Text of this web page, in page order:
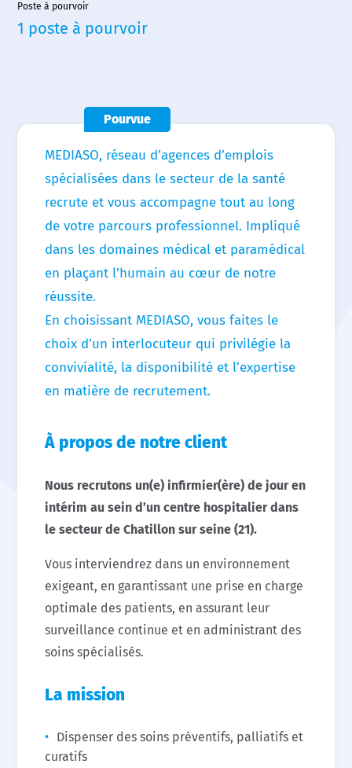
Accueil
Nos actualités
Nos offres d’emploi
Contact
Poste à pourvoir
1 poste à pourvoir
Pourvue
MEDIASO, réseau d’agences d’emplois
spécialisées dans le secteur de la santé
recrute et vous accompagne tout au long
de votre parcours professionnel. Impliqué
dans les domaines médical et paramédical
en plaçant l’humain au cœur de notre
réussite.
En choisissant MEDIASO, vous faites le
choix d’un interlocuteur qui privilégie la
convivialité, la disponibilité et l’expertise
en matière de recrutement.
À propos de notre client
Nous recrutons un(e) infirmier(ère) de jour en
intérim au sein d’un centre hospitalier dans
le secteur de Chatillon sur seine (21).
Vous interviendrez dans un environnement
exigeant, en garantissant une prise en charge
optimale des patients, en assurant leur
surveillance continue et en administrant des
soins spécialisés.
La mission
Dispenser des soins préventifs, palliatifs et
curatifs